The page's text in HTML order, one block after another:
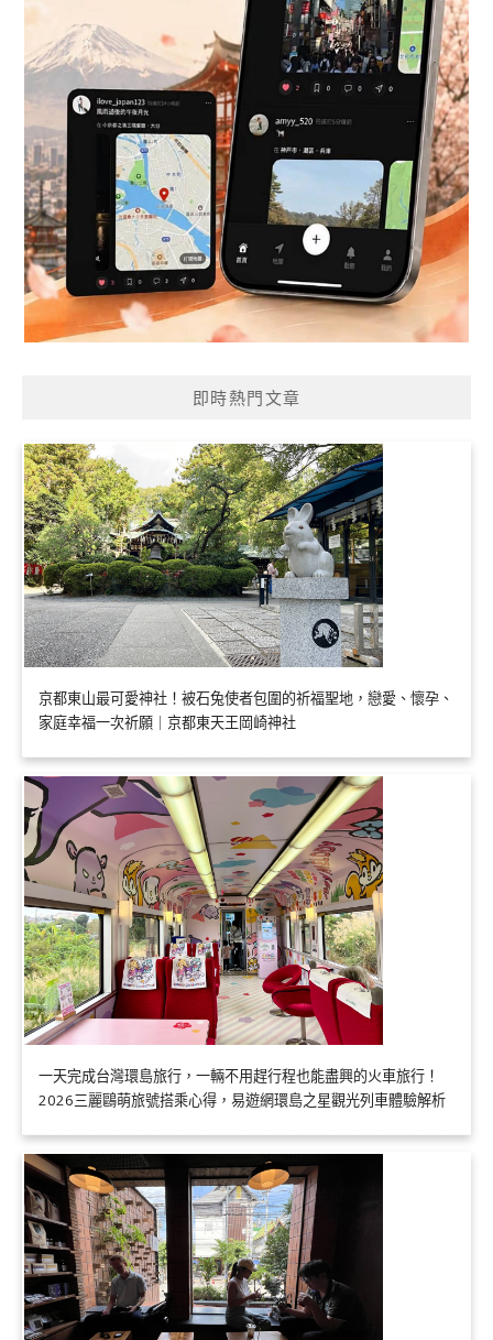
即時熱門文章
京都東山最可愛神社！被石兔使者包圍的祈福聖地，戀愛、懷孕、
家庭幸福一次祈願｜京都東天王岡崎神社
一天完成台灣環島旅行，一輛不用趕行程也能盡興的火車旅行！
2026三麗鷗萌旅號搭乘心得，易遊網環島之星觀光列車體驗解析